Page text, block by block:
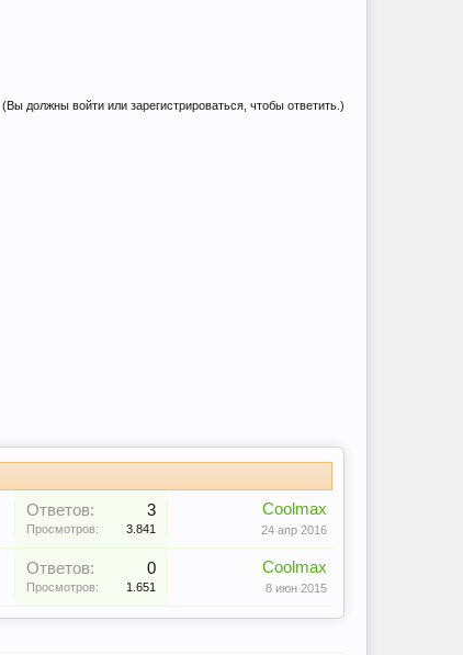
(Вы должны войти или зарегистрироваться, чтобы ответить.)
Ответов: 3
Просмотров: 3.841
Coolmax
24 апр 2016
Ответов: 0
Просмотров: 1.651
Coolmax
8 июн 2015